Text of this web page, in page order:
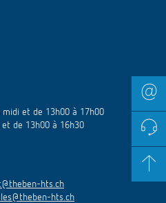
midi et de 13h00 à 17h00
de 13h00 à 16h30
hts.ch
hts.ch